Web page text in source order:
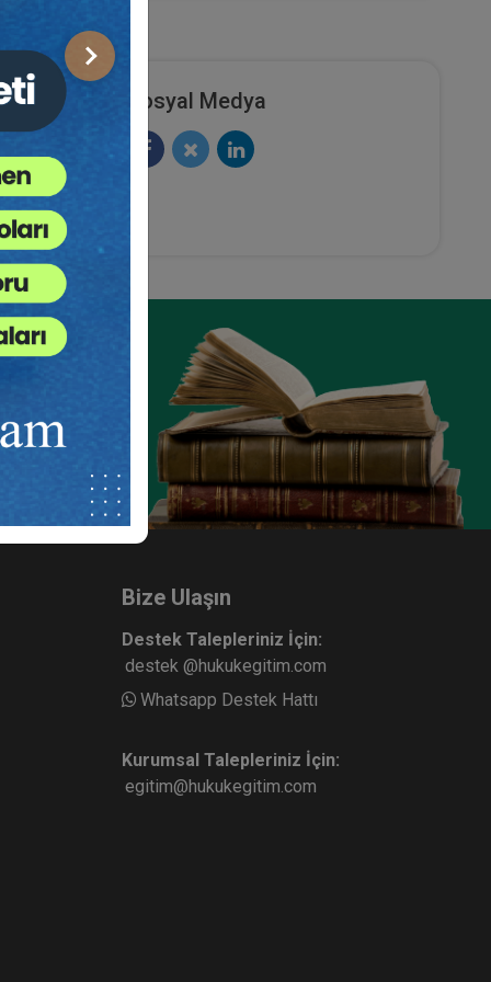
Sonraki
Dr.
Sosyal Medya
Bize Ulaşın
Destek Talepleriniz İçin:
destek @hukukegitim.com
Whatsapp Destek Hattı
Kurumsal Talepleriniz İçin:
egitim@hukukegitim.com